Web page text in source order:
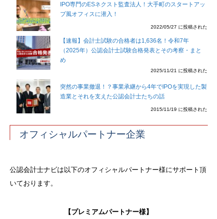
IPO専門のESネクスト監査法人！大手町のスタートアッ
プ風オフィスに潜入！
2022/05/27 に投稿された
【速報】会計士試験の合格者は1,636名！令和7年
（2025年）公認会計士試験合格発表とその考察・まと
め
2025/11/21 に投稿された
突然の事業撤退！？事業承継から4年でIPOを実現した製
造業とそれを支えた公認会計士たちの話
2015/11/19 に投稿された
オフィシャルパートナー企業
公認会計士ナビは以下のオフィシャルパートナー様にサポート頂
いております。
【プレミアムパートナー様】